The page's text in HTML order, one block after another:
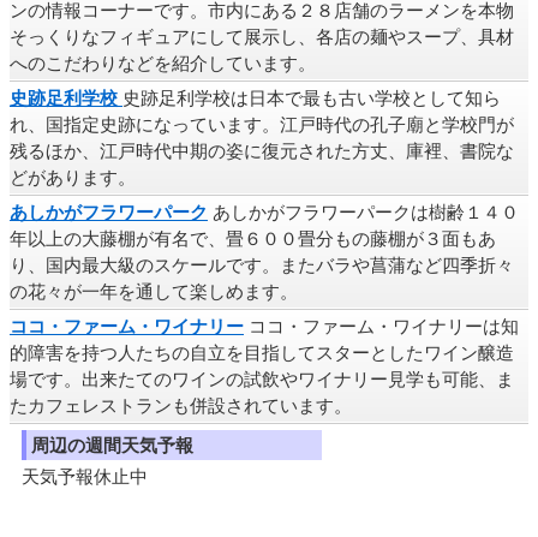
ンの情報コーナーです。市内にある２８店舗のラーメンを本物
そっくりなフィギュアにして展示し、各店の麺やスープ、具材
へのこだわりなどを紹介しています。
史跡足利学校 史跡足利学校は日本で最も古い学校として知ら
れ、国指定史跡になっています。江戸時代の孔子廟と学校門が
残るほか、江戸時代中期の姿に復元された方丈、庫裡、書院な
どがあります。
あしかがフラワーパーク あしかがフラワーパークは樹齢１４０
年以上の大藤棚が有名で、畳６００畳分もの藤棚が３面もあ
り、国内最大級のスケールです。またバラや菖蒲など四季折々
の花々が一年を通して楽しめます。
ココ・ファーム・ワイナリー ココ・ファーム・ワイナリーは知
的障害を持つ人たちの自立を目指してスターとしたワイン醸造
場です。出来たてのワインの試飲やワイナリー見学も可能、ま
たカフェレストランも併設されています。
周辺の週間天気予報
天気予報休止中